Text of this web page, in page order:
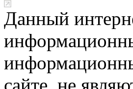
Данный
сайте, не